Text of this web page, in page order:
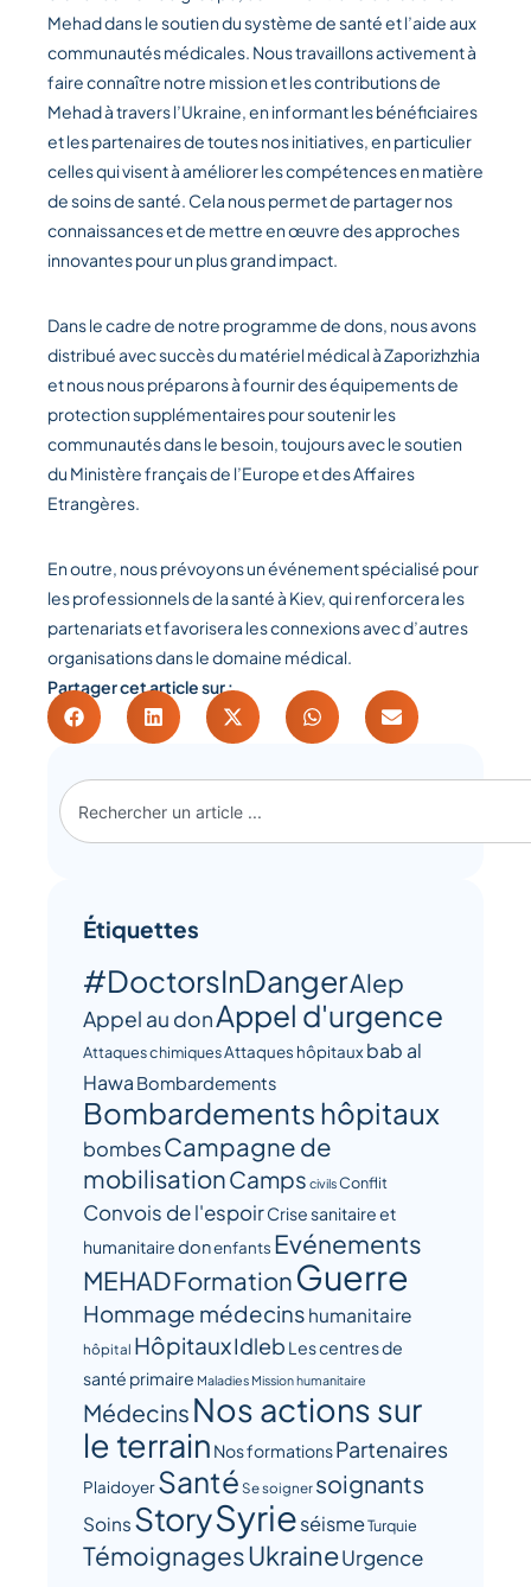
Mehad dans le soutien du système de santé et l’aide aux
communautés médicales. Nous travaillons activement à
faire connaître notre mission et les contributions de
Mehad à travers l’Ukraine, en informant les bénéficiaires
et les partenaires de toutes nos initiatives, en particulier
celles qui visent à améliorer les compétences en matière
de soins de santé. Cela nous permet de partager nos
connaissances et de mettre en œuvre des approches
innovantes pour un plus grand impact.
Dans le cadre de notre programme de dons, nous avons
distribué avec succès du matériel médical à Zaporizhzhia
et nous nous préparons à fournir des équipements de
protection supplémentaires pour soutenir les
communautés dans le besoin, toujours avec le soutien
du Ministère français de l’Europe et des Affaires
Etrangères.
En outre, nous prévoyons un événement spécialisé pour
les professionnels de la santé à Kiev, qui renforcera les
partenariats et favorisera les connexions avec d’autres
organisations dans le domaine médical.
Partager cet article sur :
Étiquettes
#DoctorsInDangerAlep
Appel au donAppel d'urgence
Attaques chimiquesAttaques hôpitaux bab al
Hawa Bombardements
Bombardements hôpitaux
bombesCampagne de
mobilisationCamps civilsConflit
Convois de l'espoirCrise sanitaire et
humanitairedonenfants Evénements
MEHADFormationGuerre
Hommage médecins humanitaire
hôpital HôpitauxIdleb Les centres de
santé primaire Maladies Mission humanitaire
Médecins Nos actions sur
le terrain Nos formationsPartenaires
PlaidoyerSanté Se soigner soignants
Soins StorySyrieséismeTurquie
TémoignagesUkraineUrgence